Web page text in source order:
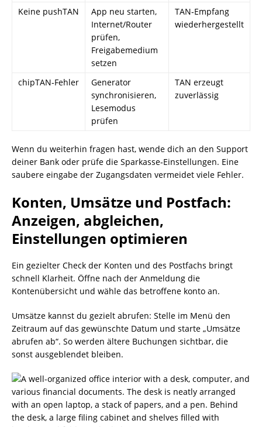
Keine pushTAN
App neu starten,
Internet/Router
prüfen,
Freigabemedium
setzen
TAN‑Empfang
wiederhergestellt
chipTAN‑Fehler
Generator
synchronisieren,
Lesemodus
prüfen
TAN erzeugt
zuverlässig
Wenn du weiterhin fragen hast, wende dich an den Support
deiner Bank oder prüfe die Sparkasse‑Einstellungen. Eine
saubere eingabe der Zugangsdaten vermeidet viele Fehler.
Konten, Umsätze und Postfach:
Anzeigen, abgleichen,
Einstellungen optimieren
Ein gezielter Check der Konten und des Postfachs bringt
schnell Klarheit. Öffne nach der Anmeldung die
Kontenübersicht und wähle das betroffene konto an.
Umsätze kannst du gezielt abrufen: Stelle im Menü den
Zeitraum auf das gewünschte Datum und starte „Umsätze
abrufen ab“. So werden ältere Buchungen sichtbar, die
sonst ausgeblendet bleiben.